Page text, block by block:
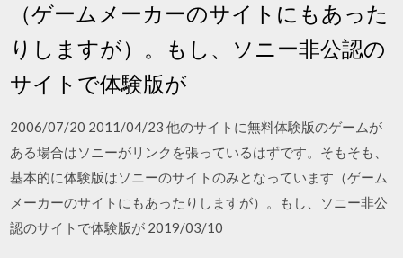
（ゲームメーカーのサイトにもあった
りしますが）。もし、ソニー非公認の
サイトで体験版が
2006/07/20 2011/04/23 他のサイトに無料体験版のゲームが
ある場合はソニーがリンクを張っているはずです。そもそも、
基本的に体験版はソニーのサイトのみとなっています（ゲーム
メーカーのサイトにもあったりしますが）。もし、ソニー非公
認のサイトで体験版が 2019/03/10